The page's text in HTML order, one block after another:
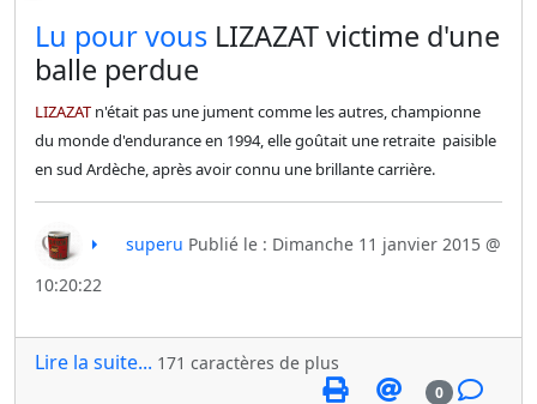
​Lu pour vous LIZAZAT victime d'une
balle perdue
LIZAZAT n'était pas une jument comme les autres, championne
du monde d'endurance en 1994, elle goûtait une retraite paisible
en sud Ardèche, après avoir connu une brillante carrière.
superu Publié le : Dimanche 11 janvier 2015 @
10:20:22
Lire la suite... 171 caractères de plus
0